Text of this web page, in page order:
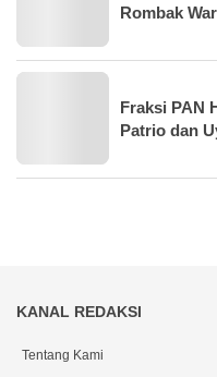
Rombak
Fraksi PAN
Patrio dan
KANAL REDAKSI
Tentang Kami